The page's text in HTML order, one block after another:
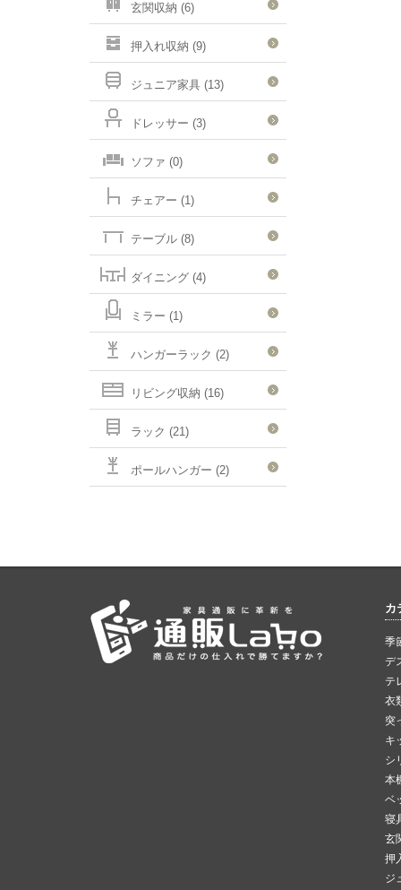
玄関収納 (6)
押入れ収納 (9)
ジュニア家具 (13)
ドレッサー (3)
ソファ (0)
チェアー (1)
テーブル (8)
ダイニング (4)
ミラー (1)
ハンガーラック (2)
リビング収納 (16)
ラック (21)
ポールハンガー (2)
カ
季
デ
テ
衣
突
キ
シ
本
ベ
寝
玄
押
ジ